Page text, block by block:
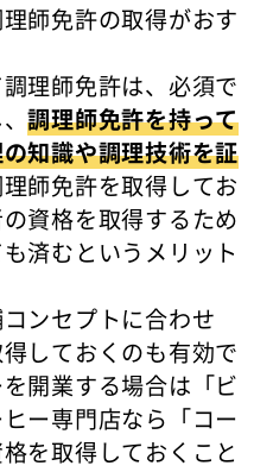
師免許の取得がおす
理師免許は、必須で
調理師免許を持って
知識や調理技術を証
師免許を取得してお
資格を取得するため
済むというメリット
ンセプトに合わせ
しておくのも有効で
開業する場合は「ビ
ー専門店なら「コー
を取得しておくこと